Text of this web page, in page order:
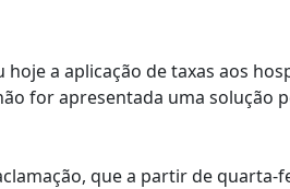
a aplicação de taxas aos
for apresentada uma solução
que a partir de